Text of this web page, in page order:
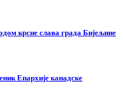
крсне слава града Бијељине
Епархије канадске